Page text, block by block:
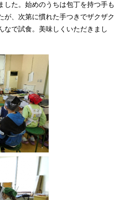
した。始めのうちは包丁を持つ手も
が、次第に慣れた手つきでザクザク
なで試食。美味しくいただきまし